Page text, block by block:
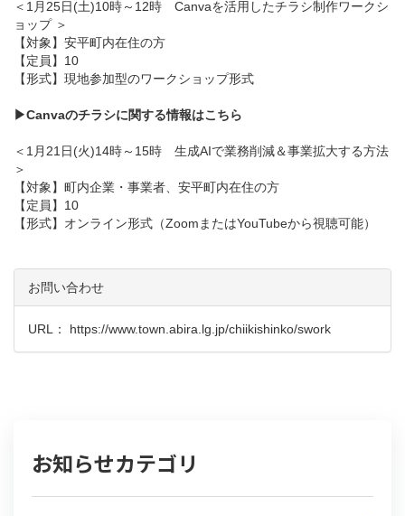
＜1月25日(土)10時～12時 Canvaを活用したチラシ制作ワークシ
ョップ ＞
【対象】安平町内在住の方
【定員】10
【形式】現地参加型のワークショップ形式
▶Canvaのチラシに関する情報はこちら
＜1月21日(火)14時～15時 生成AIで業務削減＆事業拡大する方法
＞
【対象】町内企業・事業者、安平町内在住の方
【定員】10
【形式】オンライン形式（ZoomまたはYouTubeから視聴可能）
お問い合わせ
URL： https://www.town.abira.lg.jp/chiikishinko/swork
お知らせカテゴリ